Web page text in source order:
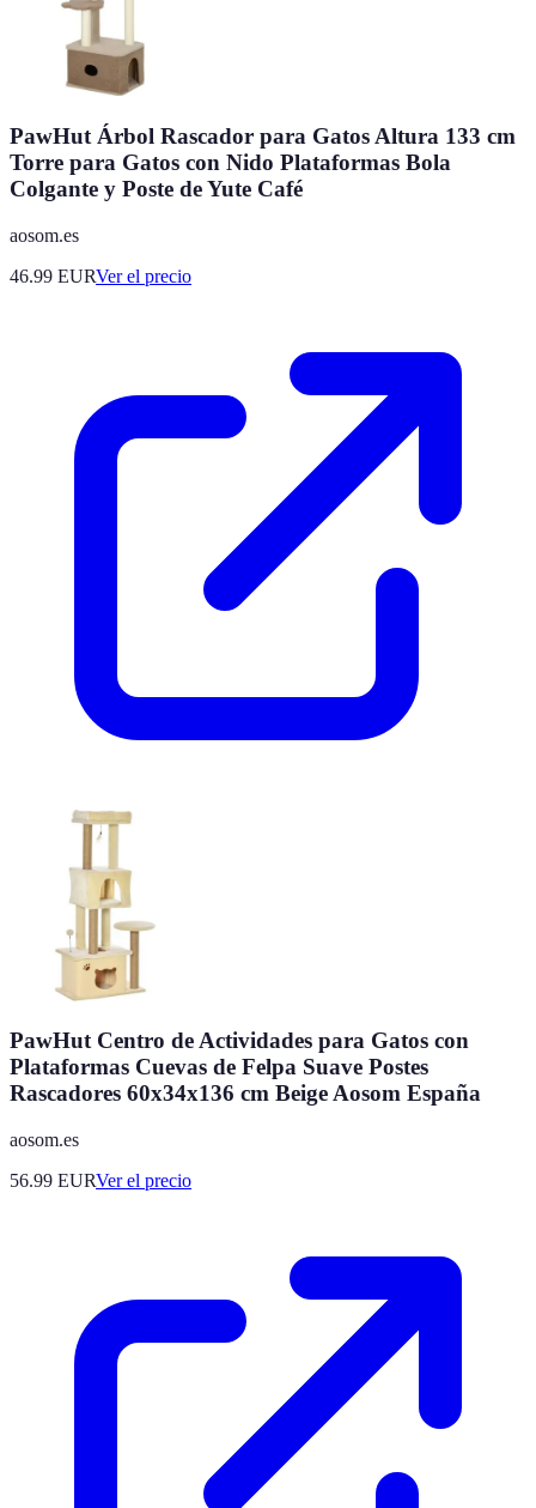
PawHut Árbol Rascador para Gatos Altura 133 cm
Torre para Gatos con Nido Plataformas Bola
Colgante y Poste de Yute Café
aosom.es
46.99 EURVer el precio
PawHut Centro de Actividades para Gatos con
Plataformas Cuevas de Felpa Suave Postes
Rascadores 60x34x136 cm Beige Aosom España
aosom.es
56.99 EURVer el precio